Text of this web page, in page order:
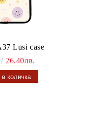
Lusi case
26.40лв.